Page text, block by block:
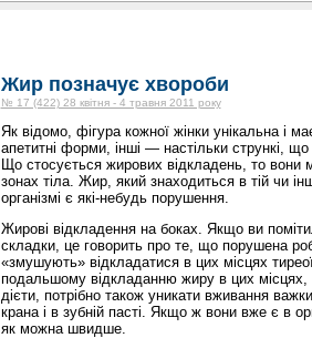
Жир позначує хвороби
№ 17 (422) 28 квітня - 4 травня 2011 року
Як відомо, фігура кожної жінки унікальна і
апетитні форми, інші — настільки стрункі,
Що стосується жирових відкладень, то вони
зонах тіла. Жир, який знаходиться в тій чи
організмі є які-небудь порушення.
Жирові відкладення на боках. Якщо ви
складки, це говорить про те, що порушена
«змушують» відкладатися в цих місцях
подальшому відкладанню жиру в цих
дієти, потрібно також уникати вживання
крана і в зубній пасті. Якщо ж вони вже є в
як можна швидше.